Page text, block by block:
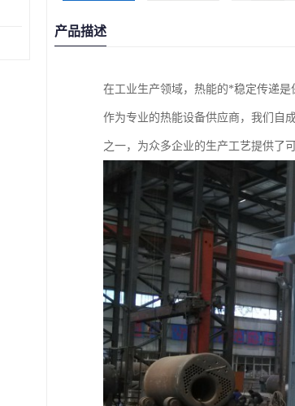
产品描述
在工业生产领域，热能的*稳定传递是
作为专业的热能设备供应商，我们自
之一，为众多企业的生产工艺提供了